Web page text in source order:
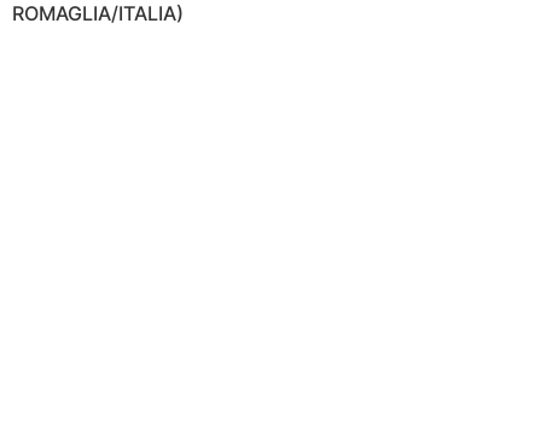
ROMAGLIA/ITALIA)